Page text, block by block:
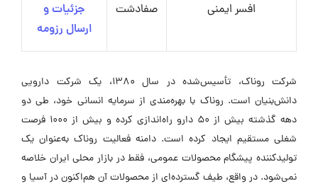
افسر ایمنی صفادشت
جزئیات و
ارسال رزومه
شرکت روناک، تأسیس‌شده در سال ۱۳۸۰، یک شرکت دارویی
دانش‌بنیان است. روناک با بهره‌مندی از سرمایه انسانی خود، طی دو
دهه گذشته بیش از ۵۰ دارو راه‌اندازی کرده و بیش از ۱۰۰۰ فرصت
شغلی مستقیم ایجاد کرده است. دامنه فعالیت روناک به‌عنوان یک
تولیدکننده پیشگام محصولات عمومی، فقط در بازار محلی ایران خلاصه
نمی‌شود. در واقع، طیف گسترده‌ای از محصولات آن هم‌اکنون در آسیا و